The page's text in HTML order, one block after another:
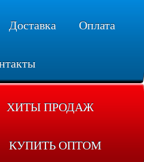
Доставка Оплата
ХИТЫ ПРОДАЖ
КУПИТЬ ОПТОМ